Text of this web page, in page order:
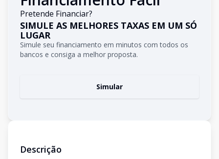
Pretende Financiar?
SIMULE AS MELHORES TAXAS EM UM SÓ
LUGAR
Simule seu financiamento em minutos com todos os
bancos e consiga a melhor proposta.
Simular
Descrição